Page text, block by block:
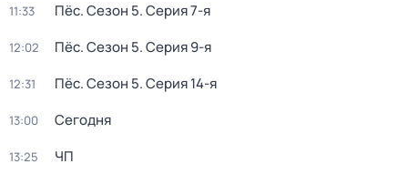
11:33 Пёс. Сезон 5. Серия 7-я
12:02 Пёс. Сезон 5. Серия 9-я
12:31 Пёс. Сезон 5. Серия 14-я
13:00 Сегодня
13:25 ЧП